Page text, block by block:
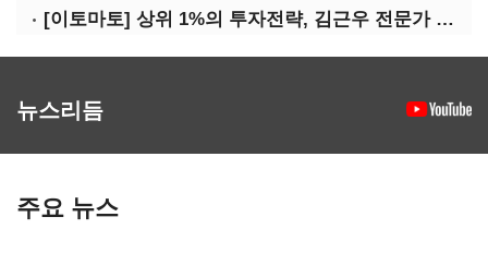
[이토마토] 상위 1%의 투자전략, 김근우 전문가 투자클럽에서 확인하세요
뉴스리듬
주요 뉴스